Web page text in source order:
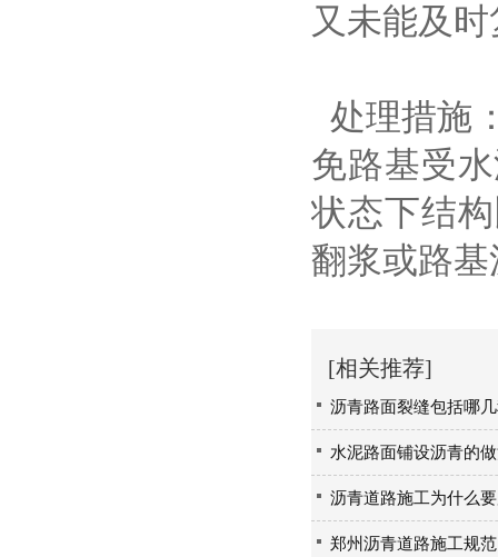
又未能及
处理措施
免路基受
状态下结
翻浆或路
[相关推荐]
沥青路面裂缝包括哪
水泥路面铺设沥青的
沥青道路施工为什么
郑州沥青道路施工规